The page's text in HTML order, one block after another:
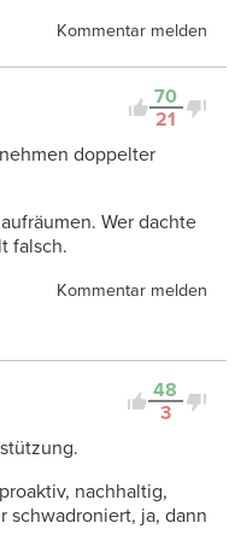
Kommentar melden
70
21
doppelter
Wer dachte
falsch.
Kommentar melden
48
3
nachhaltig,
schwadroniert, ja, dann